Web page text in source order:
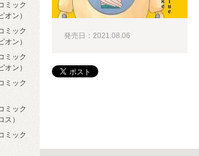
発売日：2021.08.06
ミック
オン）
ミック
オン）
ミック
オン）
ミック
ミック
）
ミック